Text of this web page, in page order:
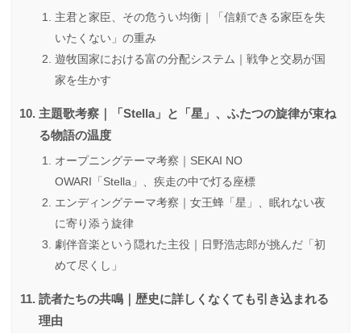
主君と家臣、その危うい均衡｜「信頼できる家臣を失
いたくない」の重み
遊牧国家における富の分配システム｜戦争と交易が国
家を生かす
主題歌考察｜「Stella」と「星」、ふたつの旋律が束ね
る物語の温度
オープニングテーマ考察｜SEKAI NO
OWARI「Stella」、疾走の中で灯る座標
エンディングテーマ考察｜女王蜂「星」、眠れない夜
に寄り添う旋律
劇伴音楽という隠れた主役｜日野浩志郎が挑んだ「初
めて尽くし」
読者たちの共鳴｜歴史に詳しくなくても引き込まれる
理由